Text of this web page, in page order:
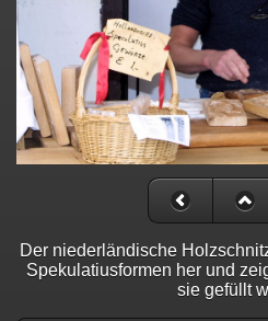
Der niederländische
Spekulatiusformen her und
sie gefüllt